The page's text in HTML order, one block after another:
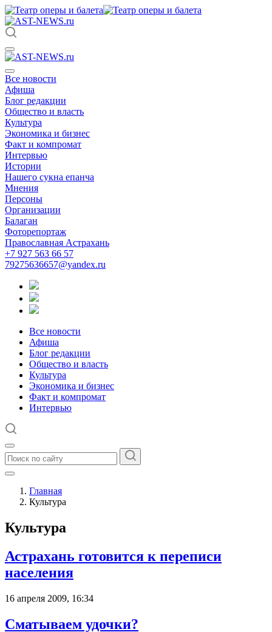
Все новости
Афиша
Блог редакции
Общество и власть
Культура
Экономика и бизнес
Факт и компромат
Интервью
Истории
Нашего сукна епанча
Мнения
Персоны
Организации
Балаган
Фоторепортаж
Православная Астрахань
+7 927 563 66 57
79275636657@yandex.ru
Все новости
Афиша
Блог редакции
Общество и власть
Культура
Экономика и бизнес
Факт и компромат
Интервью
Главная
Культура
Культура
Астрахань готовится к переписи
населения
16 апреля 2009, 16:34
Сматываем удочки?